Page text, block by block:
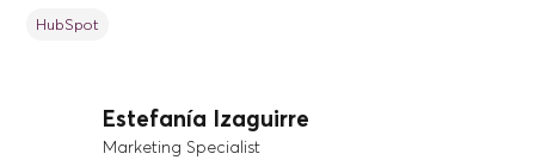
HubSpot
Estefanía Izaguirre
Marketing Specialist